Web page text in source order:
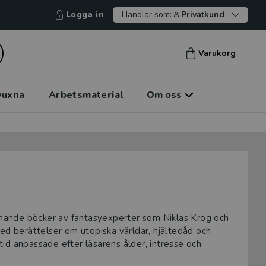
Logga in Handlar som: Privatkund
Varukorg
Arbetsmaterial Om oss
böcker av fantasyexperter som Niklas Krog och
berättelser om utopiska världar, hjältedåd och
anpassade efter läsarens ålder, intresse och